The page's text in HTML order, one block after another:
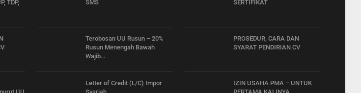
TDP,
SMS
Terobosan UU Rusun – 20%
Rusun Menengah Bawah
Wajib…
Letter of Credit (L/C) Impor
SERTIFIKAT
PROSEDUR, CARA DAN
SYARAT PENDIRIAN CV
IZIN USAHA PMA – UNTUK